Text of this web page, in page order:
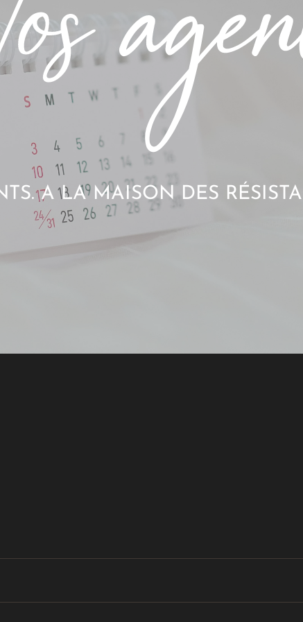
A LA MAISON DES